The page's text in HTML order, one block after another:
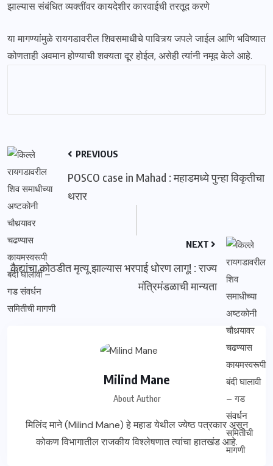
झाल्यास संबंधित व्यक्तींवर कायदेशीर कारवाईची तरतूद करणे
या मागण्यांमुळे रायगडावरील शिवसमाधीचे पावित्र्य जपले जाईल आणि भविष्यात
कोणताही अवमान होण्याची शक्यता दूर होईल, असेही त्यांनी नमूद केले आहे.
PREVIOUS
POSCO case in Mahad : महाडमध्ये पुन्हा विकृतीचा
थरार
NEXT
कैद्यांचा कोठडीत मृत्यू झाल्यास भरपाई धोरण लागू! : राज्य
मंत्रिमंडळाची मान्यता
Milind Mane
About Author
मिलिंद माने (Milind Mane) हे महाड येथील ज्येष्ठ पत्रकार असून
कोकण विभागातील राजकीय विश्लेषणात त्यांचा हातखंड आहे.